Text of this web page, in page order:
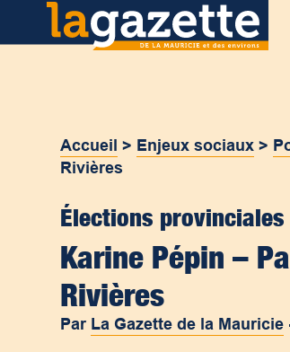
Accueil > Enjeux sociaux >
Rivières
Élections provinciales
Karine Pépin –
Rivières
Par La Gazette de la Mauricie